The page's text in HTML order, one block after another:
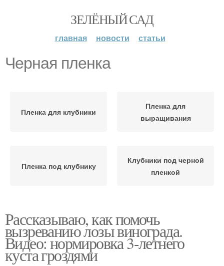
ЗЕЛЁНЫЙ САД
главная новости статьи
Черная пленка
Пленка для клубники
Пленка для
выращивания
Пленка под клубнику
Клубники под черной
пленкой
Рассказываю, как помочь
вызреванию лозы винограда.
Видео: нормировка 3-летнего
куста гроздями